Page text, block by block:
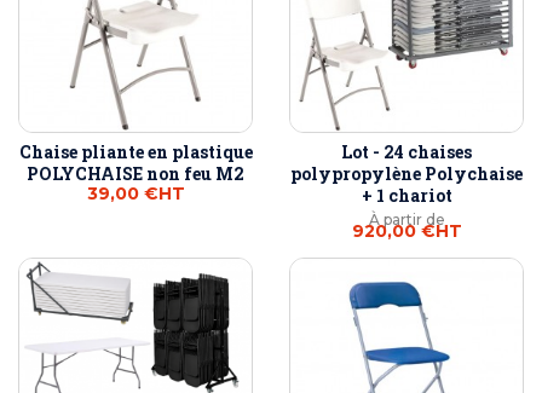
Chaise pliante en plastique
POLYCHAISE non feu M2
39,00 €HT
Lot - 24 chaises
polypropylène Polychaise
+ 1 chariot
À partir de
920,00 €HT